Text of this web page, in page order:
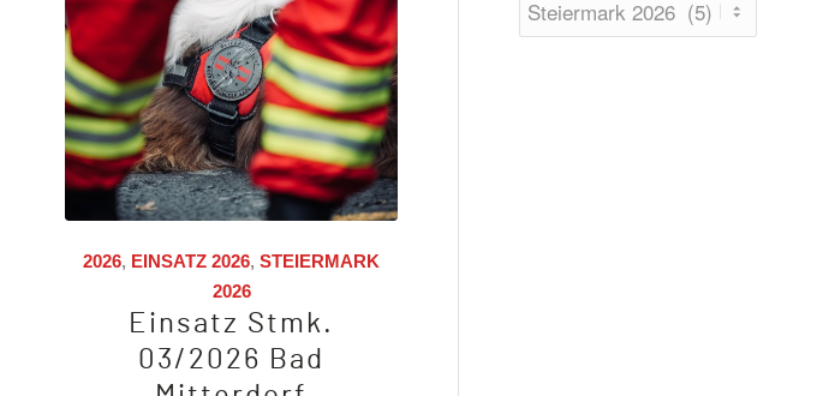
2026, EINSATZ 2026,STEIERMARK
2026
Einsatz Stmk.
03/2026 Bad